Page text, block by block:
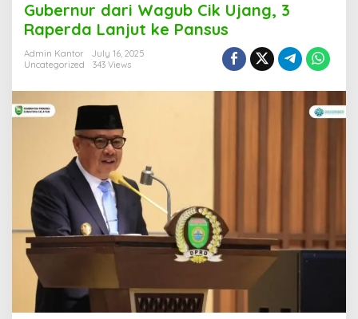
D
S
u
l
a
w
a
b
G
u
Gubernur dari Wagub Cik Ujang, 3
Raperda Lanjut ke Pansus
Admin Kantor
July 16, 2025
Uncategorized
343 Views